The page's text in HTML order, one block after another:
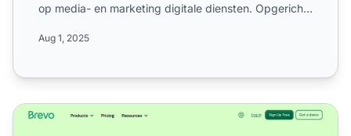
op media- en marketing digitale diensten. Opgericht
Aug 1, 2025
Sendinblue Affiliate Programma